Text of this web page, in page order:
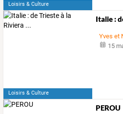
Loisirs & Culture
Loisirs & Culture
Italie :
Yves et
15
PEROU